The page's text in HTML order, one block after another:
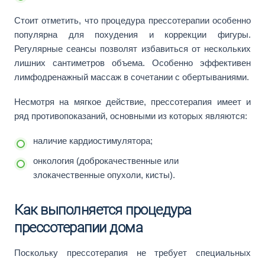
Стоит отметить, что процедура прессотерапии особенно
популярна для похудения и коррекции фигуры.
Регулярные сеансы позволят избавиться от нескольких
лишних сантиметров объема. Особенно эффективен
лимфодренажный массаж в сочетании с обертываниями.
Несмотря на мягкое действие, прессотерапия имеет и
ряд противопоказаний, основными из которых являются:
наличие кардиостимулятора;
онкология (доброкачественные или
злокачественные опухоли, кисты).
Как выполняется процедура
прессотерапии дома
Поскольку прессотерапия не требует специальных